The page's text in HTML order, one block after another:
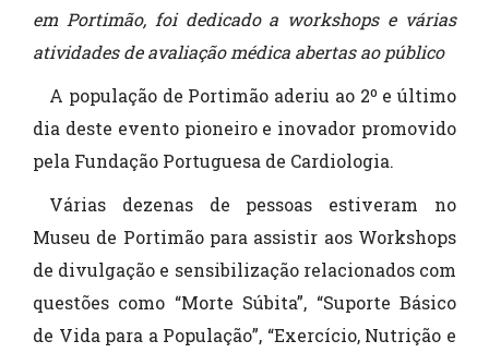
em Portimão, foi dedicado a workshops e várias
atividades de avaliação médica abertas ao público
A população de Portimão aderiu ao 2º e último
dia deste evento pioneiro e inovador promovido
pela Fundação Portuguesa de Cardiologia.
Várias dezenas de pessoas estiveram no
Museu de Portimão para assistir aos Workshops
de divulgação e sensibilização relacionados com
questões como “Morte Súbita”, “Suporte Básico
de Vida para a População”, “Exercício, Nutrição e